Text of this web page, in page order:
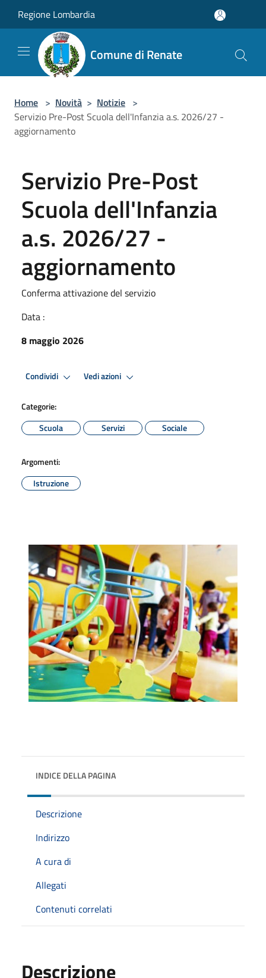
Regione Lombardia
Comune di Renate
Home > Novità > Notizie >
Servizio Pre-Post Scuola dell'Infanzia a.s. 2026/27 -
aggiornamento
Servizio Pre-Post
Scuola dell'Infanzia
a.s. 2026/27 -
aggiornamento
Conferma attivazione del servizio
Data :
8 maggio 2026
Condividi Vedi azioni
Categorie:
Scuola
Servizi Sociale
Argomenti:
Istruzione
INDICE DELLA PAGINA
Descrizione
Indirizzo
A cura di
Allegati
Contenuti correlati
Descrizione